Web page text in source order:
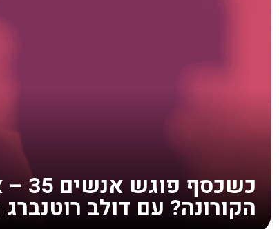
הקורונה? עם דולב